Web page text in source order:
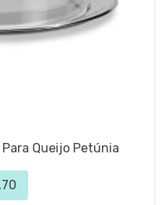
Queijo Petúnia